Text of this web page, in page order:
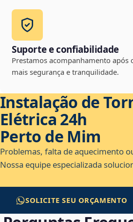
Suporte e confiabilidade
Prestamos acompanhamento após
mais segurança e tranquilidade.
Instalação de
Elétrica 24h
Perto de Mim
Problemas, falta de aquecimento
Nossa equipe especializada
SOLICITE SEU ORÇAMENTO